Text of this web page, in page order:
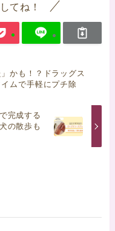
てね！
かも！？ドラッグス
ムで手軽にプチ除
完成する
の散歩も